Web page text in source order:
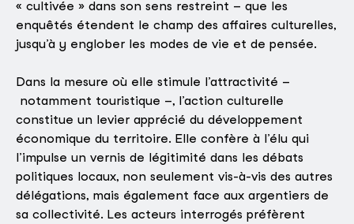
« cultivée » dans son sens restreint – que les
enquêtés étendent le champ des affaires culturelles,
jusqu’à y englober les modes de vie et de pensée.
Dans la mesure où elle stimule l’attractivité –
notamment touristique –, l’action culturelle
constitue un levier apprécié du développement
économique du territoire. Elle confère à l’élu qui
l’impulse un vernis de légitimité dans les débats
politiques locaux, non seulement vis-à-vis des autres
délégations, mais également face aux argentiers de
sa collectivité. Les acteurs interrogés préfèrent